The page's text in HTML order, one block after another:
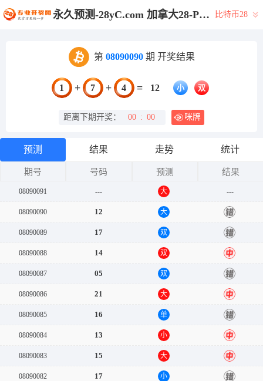
永久预测-28yC.com 加拿大28-PC预测|28结果咪牌|加拿大pc在线|加拿大28在线预测网_极致火热优质的免费预测网站！ 比特币28
第08090090 期 开奖结果
1 + 7 + 4 = 12 小 双
距离下期开奖： 00 : 00 咪牌
预测 结果 走势 统计
期号 号码 预测 结果
08090091 --- 大 ---
08090090 12 大 错
08090089 17 双 错
08090088 14 双 中
08090087 05 双 错
08090086 21 大 中
08090085 16 单 错
08090084 13 小 中
08090083 15 大 中
08090082 17 小 错